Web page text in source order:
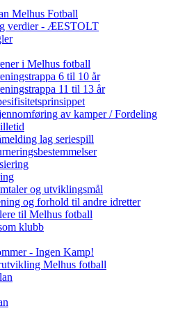
Melhus Fotball
verdier - ÆESTOLT
i Melhus fotball
6 til 10 år
11 til 13 år
av kamper / Fordeling
lag seriespill
og utviklingsmål
og forhold til andre idretter
til Melhus fotball
klubb
- Ingen Kamp!
Melhus fotball